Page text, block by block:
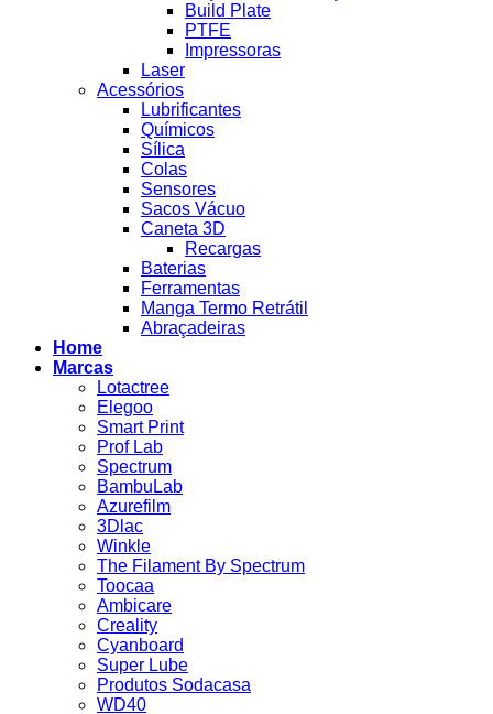
Build Plate
PTFE
Impressoras
Laser
Acessórios
Lubrificantes
Químicos
Sílica
Colas
Sensores
Sacos Vácuo
Caneta 3D
Recargas
Baterias
Ferramentas
Manga Termo Retrátil
Abraçadeiras
Home
Marcas
Lotactree
Elegoo
Smart Print
Prof Lab
Spectrum
BambuLab
Azurefilm
3Dlac
Winkle
The Filament By Spectrum
Toocaa
Ambicare
Creality
Cyanboard
Super Lube
Produtos Sodacasa
WD40